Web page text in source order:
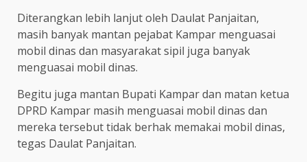
Diterangkan lebih lanjut oleh Daulat Panjaitan,
masih banyak mantan pejabat Kampar menguasai
mobil dinas dan masyarakat sipil juga banyak
menguasai mobil dinas.
Begitu juga mantan Bupati Kampar dan matan ketua
DPRD Kampar masih menguasai mobil dinas dan
mereka tersebut tidak berhak memakai mobil dinas,
tegas Daulat Panjaitan.